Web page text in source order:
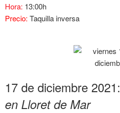
Hora: 13:00h
Precio: Taquilla inversa
17 de diciembre 2021:
en Lloret de Mar